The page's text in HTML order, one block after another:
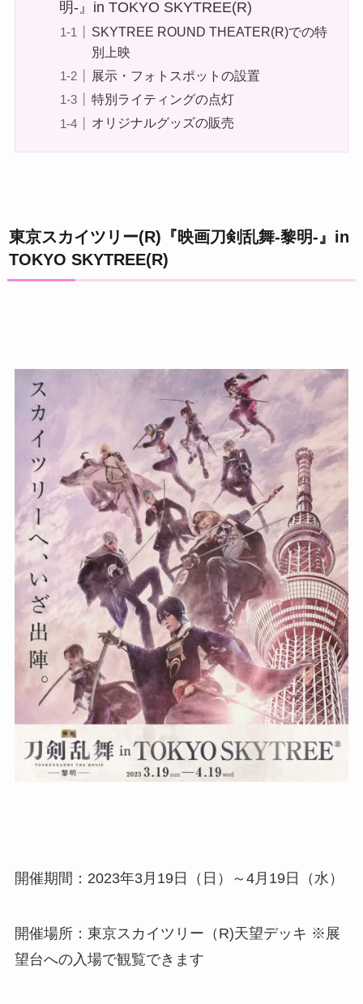
明-』in TOKYO SKYTREE(R)
SKYTREE ROUND THEATER(R)での特
別上映
展示・フォトスポットの設置
特別ライティングの点灯
オリジナルグッズの販売
東京スカイツリー(R)『映画刀剣乱舞-黎明-』in
TOKYO SKYTREE(R)
開催期間：2023年3月19日（日）～4月19日（水）
開催場所：東京スカイツリー（R)天望デッキ ※展
望台への入場で観覧できます